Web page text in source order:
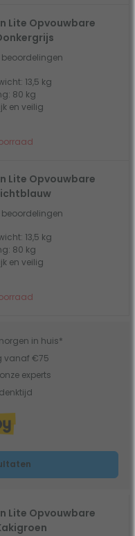
Lite Opvouwbare
beoordelingen
13,5 kg
80 kg
en veilig
Lite Opvouwbare
beoordelingen
13,5 kg
80 kg
en veilig
in huis*
vanaf €75
experts
Lite Opvouwbare